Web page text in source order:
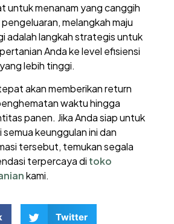
untuk menanam yang canggih
melangkah maju
adalah langkah strategis untuk
Anda ke level efisiensi
lebih tinggi.
akan memberikan return
waktu hingga
panen. Jika Anda siap untuk
semua keunggulan ini dan
tersebut, temukan segala
terpercaya di toko
kami.
Twitter